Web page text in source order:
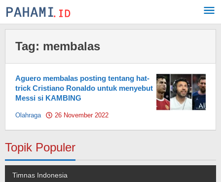
Skip
to
Tag: membalas
Aguero membalas posting tentang hat-
trick Cristiano Ronaldo untuk menyebut
Messi si KAMBING
Olahraga 26 November 2022
Topik Populer
Timnas Indonesia